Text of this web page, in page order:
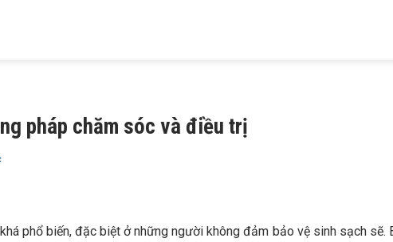
pháp chăm sóc và điều trị
phổ biến, đặc biệt ở những người không đảm bảo vệ sinh sạch sẽ.